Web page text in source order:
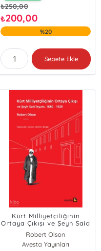
₺250,00
₺200,00
%20
Sepete Ekle
Kürt Milliyetçiliğinin
Ortaya Çıkışı ve Şeyh Said
İsyanı, 1880 - 1925
Robert Olson
Avesta Yayınları